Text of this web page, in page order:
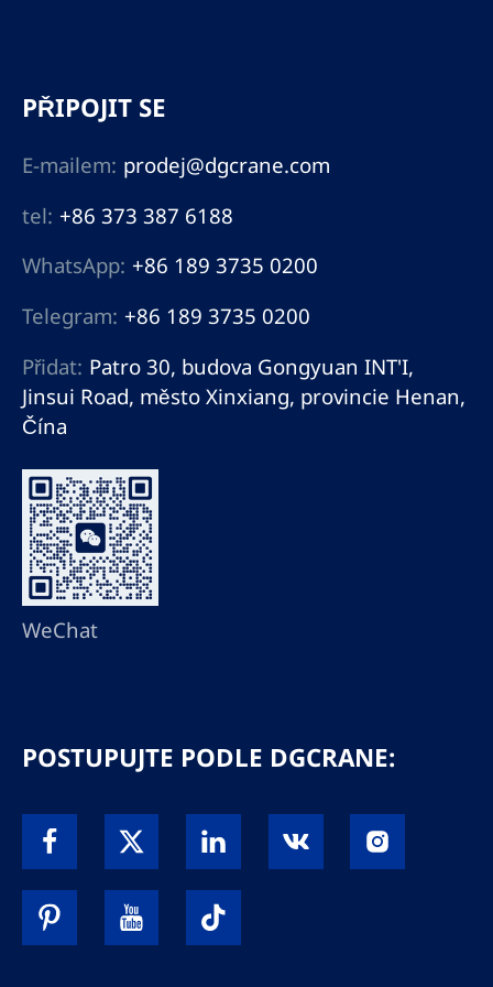
PŘIPOJIT SE
E-mailem: prodej@dgcrane.com
tel: +86 373 387 6188
WhatsApp: +86 189 3735 0200
Telegram: +86 189 3735 0200
Přidat: Patro 30, budova Gongyuan INT'I,
Jinsui Road, město Xinxiang, provincie Henan,
Čína
WeChat
POSTUPUJTE PODLE DGCRANE: